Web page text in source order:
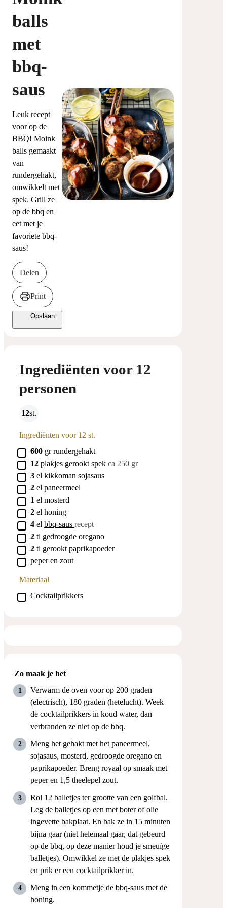
balls
met
bbq-
saus
Leuk recept
voor op de
BBQ! Moink
balls gemaakt
van
rundergehakt,
omwikkelt met
spek. Grill ze
op de bbq en
eet met je
favoriete bbq-
saus!
Delen
Print
Opslaan
Ingrediënten voor 12
personen
12 st.
Ingrediënten voor 12 st.
▢
600 gr rundergehakt
▢
12 plakjes gerookt spek ca 250 gr
▢
3 el kikkoman sojasaus
▢
2 el paneermeel
▢
1 el mosterd
▢
2 el honing
▢
4 el bbq-saus recept
▢
2 tl gedroogde oregano
▢
2 tl gerookt paprikapoeder
▢
peper en zout
Materiaal
▢
Cocktailprikkers
Zo maak je het
Verwarm de oven voor op 200 graden
(electrisch), 180 graden (hetelucht). Week
de cocktailprikkers in koud water, dan
verbranden ze niet op de bbq.
Meng het gehakt met het paneermeel,
sojasaus, mosterd, gedroogde oregano en
paprikapoeder. Breng royaal op smaak met
peper en 1,5 theelepel zout.
Rol 12 balletjes ter grootte van een golfbal.
Leg de balletjes op een met boter of olie
ingevette bakplaat. En bak ze in 15 minuten
bijna gaar (niet helemaal gaar, dat gebeurd
op de bbq, op deze manier houd je smeuïge
balletjes). Omwikkel ze met de plakjes spek
en prik er een cocktailprikker in.
Meng in een kommetje de bbq-saus met de
honing.